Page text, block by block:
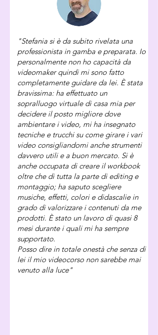
"Stefania si è da subito rivelata una
professionista in gamba e preparata. Io
personalmente non ho capacità da
videomaker quindi mi sono fatto
completamente guidare da lei. È stata
bravissima: ha effettuato un
sopralluogo virtuale di casa mia per
decidere il posto migliore dove
ambientare i video, mi ha insegnato
tecniche e trucchi su come girare i vari
video consigliandomi anche strumenti
davvero utili e a buon mercato. Si è
anche occupata di creare il workbook
oltre che di tutta la parte di editing e
montaggio; ha saputo scegliere
musiche, effetti, colori e didascalie in
grado di valorizzare i contenuti da me
prodotti. È stato un lavoro di quasi 8
mesi durante i quali mi ha sempre
supportato.
Posso dire in totale onestà che senza di
lei il mio videocorso non sarebbe mai
venuto alla luce"